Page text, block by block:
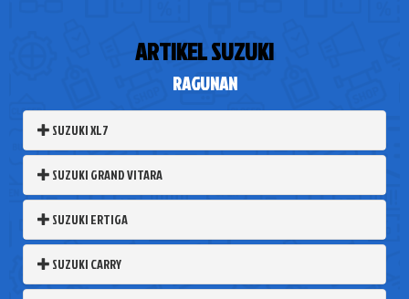
ARTIKEL SUZUKI
RAGUNAN
SUZUKI XL7
SUZUKI GRAND VITARA
SUZUKI ERTIGA
SUZUKI CARRY